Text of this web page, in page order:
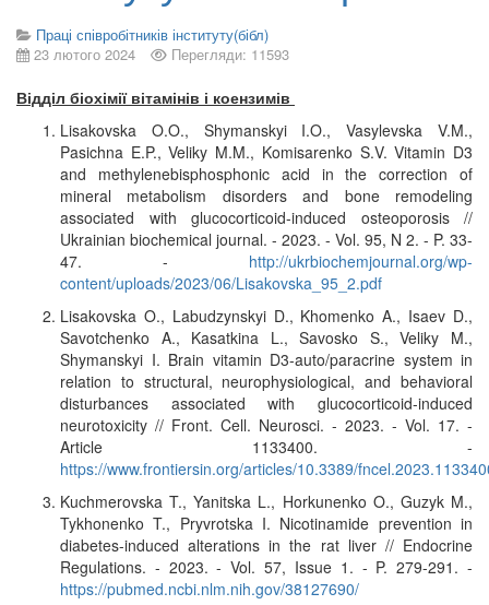
Праці співробітників інституту(бібл)
23 лютого 2024
Перегляди: 11593
Відділ біохімії вітамінів і коензимів
Lisakovska O.O., Shymanskyi I.O., Vasylevska V.M.,
Pasichna E.P., Veliky M.M., Komisarenko S.V. Vitamin D3
and methylenebisphosphonic acid in the correction of
mineral metabolism disorders and bone remodeling
associated with glucocorticoid-induced osteoporosis //
Ukrainian biochemical journal. - 2023. - Vol. 95, N 2. - P. 33-
47. - http://ukrbiochemjournal.org/wp-
content/uploads/2023/06/Lisakovska_95_2.pdf
Lisakovska O., Labudzynskyi D., Khomenko A., Isaev D.,
Savotchenko A., Kasatkina L., Savosko S., Veliky M.,
Shymanskyi I. Brain vitamin D3-auto/paracrine system in
relation to structural, neurophysiological, and behavioral
disturbances associated with glucocorticoid-induced
neurotoxicity // Front. Cell. Neurosci. - 2023. - Vol. 17. -
Article 1133400. -
https://www.frontiersin.org/articles/10.3389/
Kuchmerovska T., Yanitska L., Horkunenko O., Guzyk M.,
Tykhonenko T., Pryvrotska I. Nicotinamide prevention in
diabetes-induced alterations in the rat liver // Endocrine
Regulations. - 2023. - Vol. 57, Issue 1. - P. 279-291. -
https://pubmed.ncbi.nlm.nih.gov/38127690/